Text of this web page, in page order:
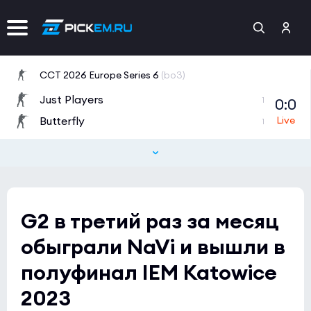
CCT 2026 Europe Series 6 (bo3)
Just Players 1
Butterfly 1
0:0
Esports World Cup 2026 Open Qualifier
Esports World Cup 2026 Open Qualifier(bo3)
BIG 0
z to forward 0
0:0
Esports World Cup 2026 Open Qualifier
G2 в третий раз за месяц
обыграли NaVi и вышли в
полуфинал IEM Katowice
2023